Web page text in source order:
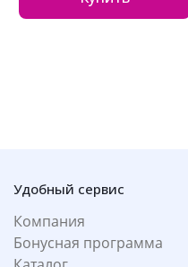
Удобный сервис
Компания
Бонусная программа